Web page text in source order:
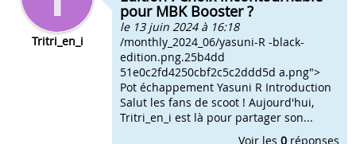
Tritri_en_i
pour MBK Booster ?
le 13 juin 2024 à 16:18
/monthly_2024_06/yasuni-R -black-
edition.png.25b4dd
51e0c2fd4250cbf2c5c2ddd5d a.png">
Pot échappement Yasuni R Introduction
Salut les fans de scoot ! Aujourd'hui,
Tritri_en_i est là pour partager son...
Voir les 0 réponses